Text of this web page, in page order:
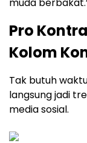
muda
Pro
Kolom
Tak butuh
langsung jadi
media sosial.